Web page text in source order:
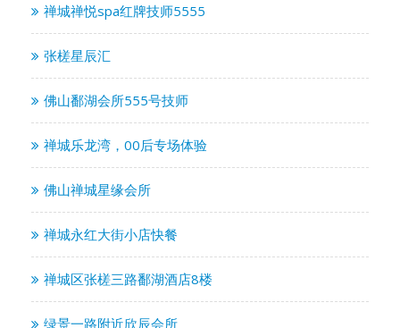
禅城禅悦spa红牌技师5555
张槎星辰汇
佛山鄱湖会所555号技师
禅城乐龙湾，00后专场体验
佛山禅城星缘会所
禅城永红大街小店快餐
禅城区张槎三路鄱湖酒店8楼
绿景一路附近欣辰会所